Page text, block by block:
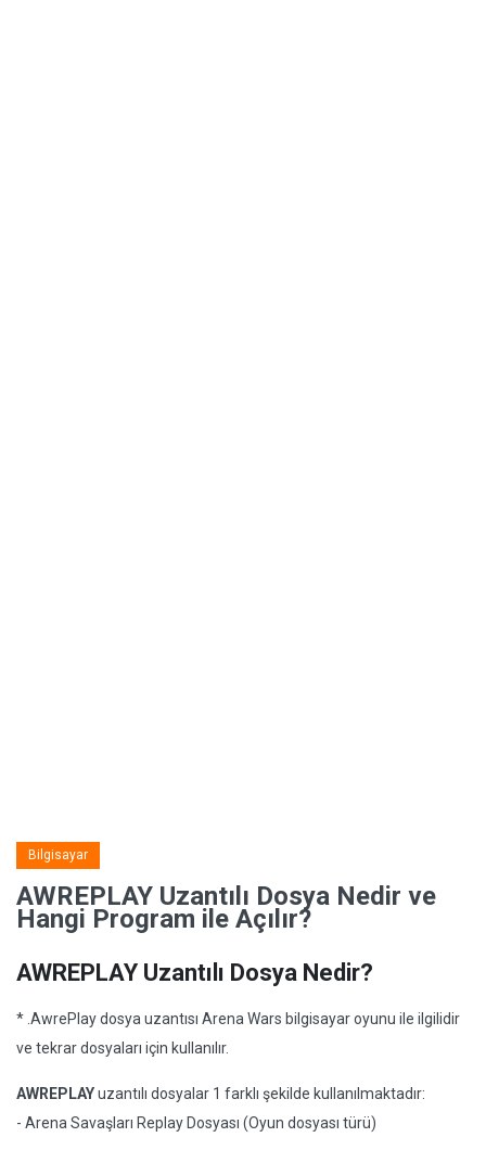
Bilgisayar
AWREPLAY Uzantılı Dosya Nedir ve
Hangi Program ile Açılır?
AWREPLAY Uzantılı Dosya Nedir?
* .AwrePlay dosya uzantısı Arena Wars bilgisayar oyunu ile ilgilidir
ve tekrar dosyaları için kullanılır.
AWREPLAYuzantılı dosyalar 1 farklı şekilde kullanılmaktadır:
- Arena Savaşları Replay Dosyası (Oyun dosyası türü)